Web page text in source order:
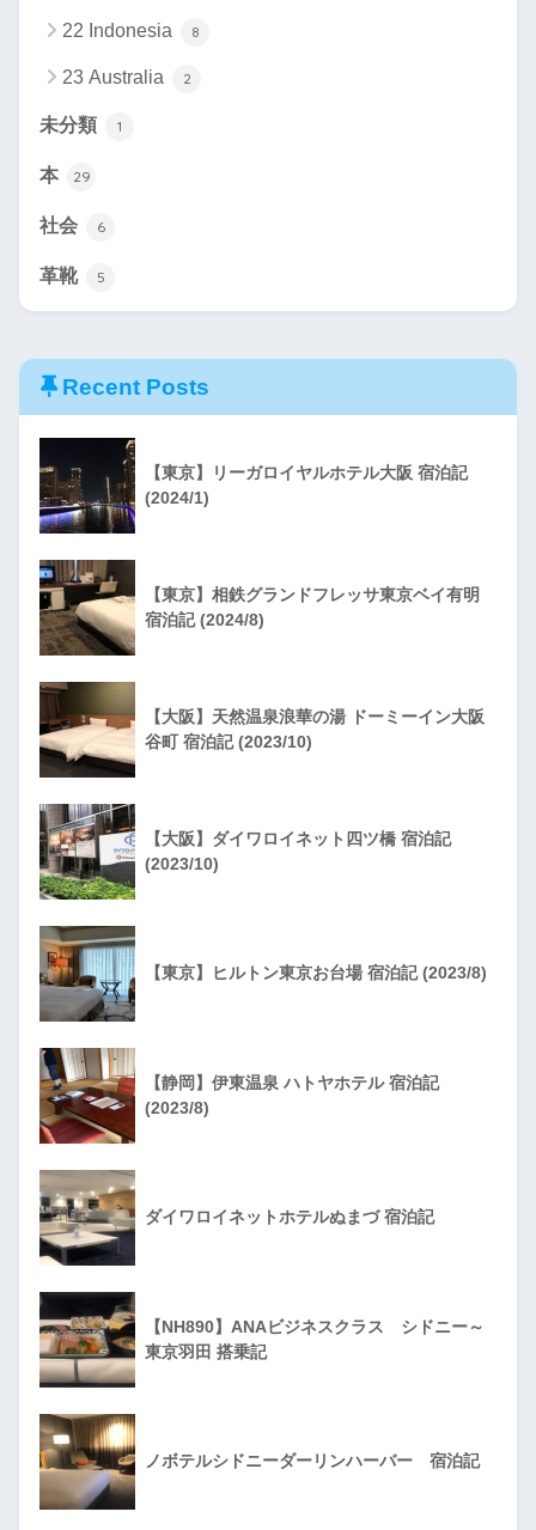
22 Indonesia 8
23 Australia 2
未分類 1
本 29
社会 6
革靴 5
Recent Posts
【東京】リーガロイヤルホテル大阪 宿泊記
(2024/1)
【東京】相鉄グランドフレッサ東京ベイ有明
宿泊記 (2024/8)
【大阪】天然温泉浪華の湯 ドーミーイン大阪
谷町 宿泊記 (2023/10)
【大阪】ダイワロイネット四ツ橋 宿泊記
(2023/10)
【東京】ヒルトン東京お台場 宿泊記 (2023/8)
【静岡】伊東温泉 ハトヤホテル 宿泊記
(2023/8)
ダイワロイネットホテルぬまづ 宿泊記
【NH890】ANAビジネスクラス シドニー～
東京羽田 搭乗記
ノボテルシドニーダーリンハーバー 宿泊記